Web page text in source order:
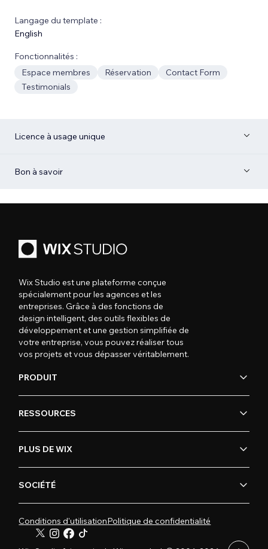
Langage du template :
English
Fonctionnalités :
Espace membres
Réservation
Contact Form
Testimonials
Licence à usage unique
Bon à savoir
Wix Studio est une plateforme conçue
spécialement pour les agences et les
entreprises. Grâce à des fonctions de
design intelligent, des outils flexibles de
développement et une gestion simplifiée de
votre entreprise, vous pouvez réaliser tous
vos projets et vous dépasser véritablement.
PRODUIT
RESSOURCES
PLUS DE WIX
SOCIÉTÉ
Conditions d'utilisationPolitique de confidentialité